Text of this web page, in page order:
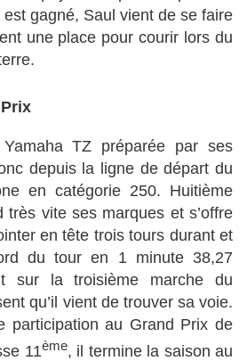
gagné, Saul vient de se faire
une place pour courir lors du
TZ préparée par ses
depuis la ligne de départ du
en catégorie 250. Huitième
très vite ses marques et s’offre
en tête trois tours durant et
du tour en 1 minute 38,27
sur la troisième marche du
qu’il vient de trouver sa voie.
participation au Grand Prix de
11ème, il termine la saison au